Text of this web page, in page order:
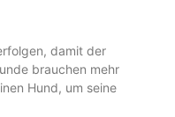
damit der
brauchen mehr
Hund, um seine